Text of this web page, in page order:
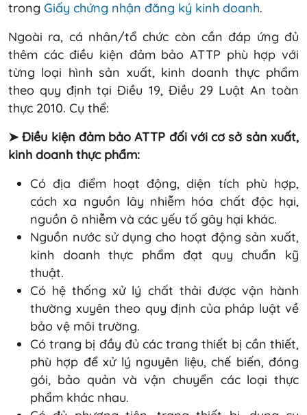
trong Giấy chứng nhận đăng ký kinh doanh.
Ngoài ra, cá nhân/tổ chức còn cần đáp ứng đủ
thêm các điều kiện đảm bảo ATTP phù hợp với
từng loại hình sản xuất, kinh doanh thực phẩm
theo quy định tại Điều 19, Điều 29 Luật An toàn
thực 2010. Cụ thể:
➤ Điều kiện đảm bảo ATTP đối với cơ sở sản xuất,
kinh doanh thực phẩm:
Có địa điểm hoạt động, diện tích phù hợp,
cách xa nguồn lây nhiễm hóa chất độc hại,
nguồn ô nhiễm và các yếu tố gây hại khác.
Nguồn nước sử dụng cho hoạt động sản xuất,
kinh doanh thực phẩm đạt quy chuẩn kỹ
thuật.
Có hệ thống xử lý chất thải được vận hành
thường xuyên theo quy định của pháp luật về
bảo vệ môi trường.
Có trang bị đầy đủ các trang thiết bị cần thiết,
phù hợp để xử lý nguyên liệu, chế biến, đóng
gói, bảo quản và vận chuyển các loại thực
phẩm khác nhau.